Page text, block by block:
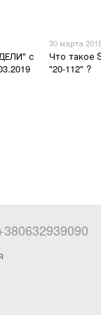
с
30 марта
Что такое
"20-112" ?